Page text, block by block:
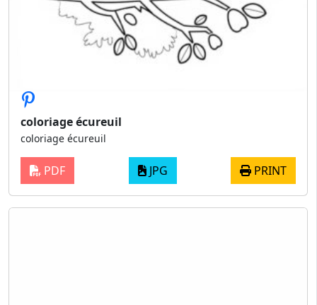
coloriage écureuil
coloriage écureuil
PDF JPG PRINT